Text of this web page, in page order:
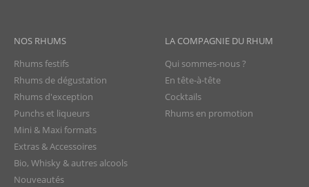
NOS RHUMS
Rhums festifs
Rhums de dégustation
Rhums d'exception
Punchs et liqueurs
Mini & Maxi formats
Extras & Accessoires
Bio, Whisky & autres alcools
Nouveautés
LA COMPAGNIE DU RHUM
Qui sommes-nous ?
En tête-à-tête
Cocktails
Rhums en promotion